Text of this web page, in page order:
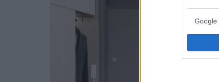
Google